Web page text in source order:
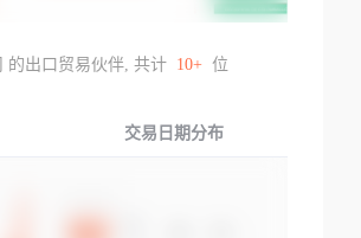
的出口贸易伙伴, 共计 10+ 位
交易日期分布